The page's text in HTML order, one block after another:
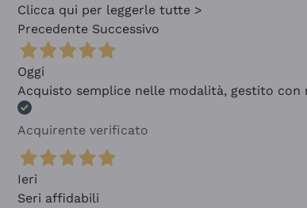
Clicca qui per leggerle tutte >
Precedente Successivo
Oggi
Acquisto semplice nelle modalità, gestito con
Acquirente verificato
Ieri
Seri affidabili